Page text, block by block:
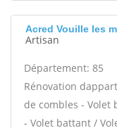
Acred Vouille les
Artisan
Département: 85
Rénovation
de combles -
- Volet battant /